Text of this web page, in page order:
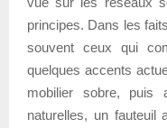
principes. Dans les
souvent ceux qui
quelques accents
mobilier sobre, puis
naturelles, un fauteuil